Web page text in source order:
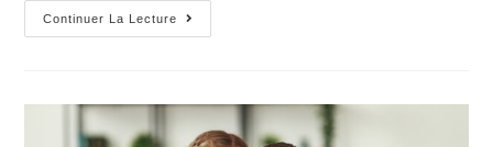
Continuer La Lecture